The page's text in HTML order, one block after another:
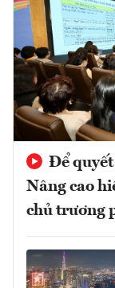
Để
Nâng cao
chủ trương